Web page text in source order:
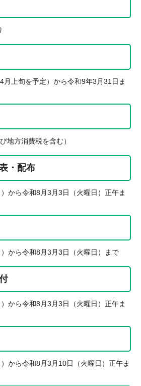
月上旬を予定）から令和9年3月31日ま
地方消費税を含む）
・配布
から令和8月3月3日（火曜日）正午ま
から令和8月3月3日（火曜日）まで
から令和8月3月3日（火曜日）正午ま
から令和8月3月10日（火曜日）正午ま